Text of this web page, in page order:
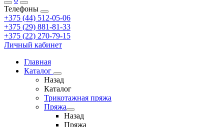
Телефоны
+375 (44) 512-05-06
+375 (29) 881-81-33
+375 (22) 270-79-15
Личный кабинет
Главная
Каталог
Назад
Каталог
Трикотажная пряжа
Пряжа
Назад
Пряжа